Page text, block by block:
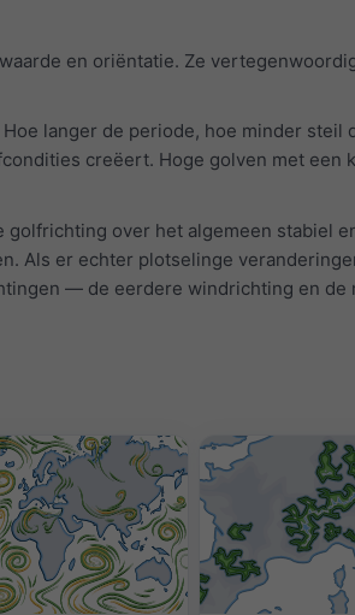
en oriëntatie. Ze
langer de periode, hoe minder
creëert. Hoge golven met een
over het algemeen stabiel
Als er echter plotselinge
— de eerdere windrichting en